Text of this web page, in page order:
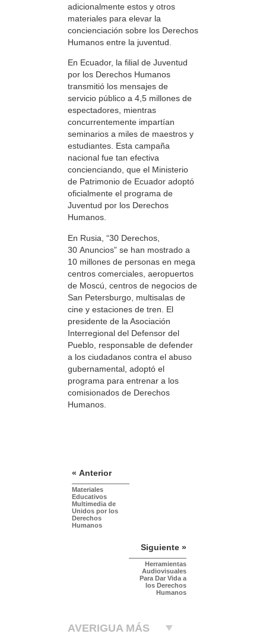
adicionalmente estos y otros
materiales para elevar la
concienciación sobre los Derechos
Humanos entre la juventud.
En Ecuador, la filial de Juventud
por los Derechos Humanos
transmitió los mensajes de
servicio público a 4,5 millones de
espectadores, mientras
concurrentemente impartían
seminarios a miles de maestros y
estudiantes. Esta campaña
nacional fue tan efectiva
concienciando, que el Ministerio
de Patrimonio de Ecuador adoptó
oficialmente el programa de
Juventud por los Derechos
Humanos.
En Rusia, “30 Derechos,
30 Anuncios” se han mostrado a
10 millones de personas en mega
centros comerciales, aeropuertos
de Moscú, centros de negocios de
San Petersburgo, multisalas de
cine y estaciones de tren. El
presidente de la Asociación
Interregional del Defensor del
Pueblo, responsable de defender
a los ciudadanos contra el abuso
gubernamental, adoptó el
programa para entrenar a los
comisionados de Derechos
Humanos.
« Anterior
Materiales
Educativos
Multimedia de
Unidos por los
Derechos
Humanos
Siguiente »
Herramientas
Audiovisuales
Para Dar Vida a
los Derechos
Humanos
AVERIGUA MÁS